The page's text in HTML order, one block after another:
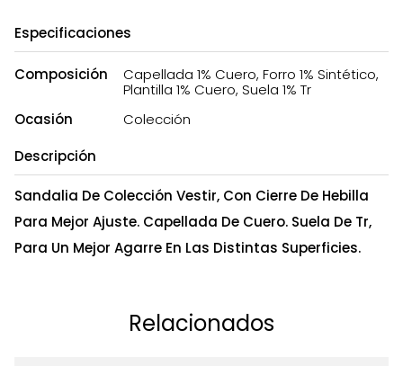
Especificaciones
Composición
Capellada 1% Cuero, Forro 1% Sintético,
Plantilla 1% Cuero, Suela 1% Tr
Ocasión
Colección
Descripción
Sandalia De Colección Vestir, Con Cierre De Hebilla
Para Mejor Ajuste. Capellada De Cuero. Suela De Tr,
Para Un Mejor Agarre En Las Distintas Superficies.
Relacionados